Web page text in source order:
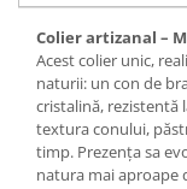
Broșă
Mărgele / talisman
Accesorii păr
Bijuterii din
Colier / Pandantiv
Cercei
Colier artizanal –
Acest colier unic,
naturii: un con de
cristalină, rezistentă
textura conului,
timp. Prezența sa
natura mai aproape